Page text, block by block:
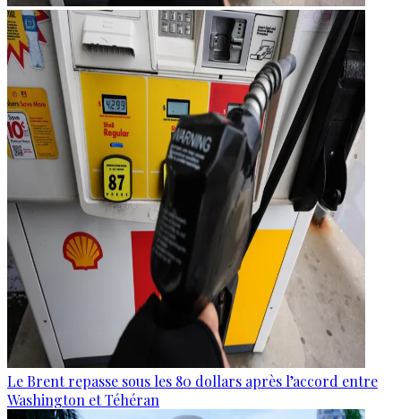
Le Brent repasse sous les 80 dollars après l’accord entre
Washington et Téhéran